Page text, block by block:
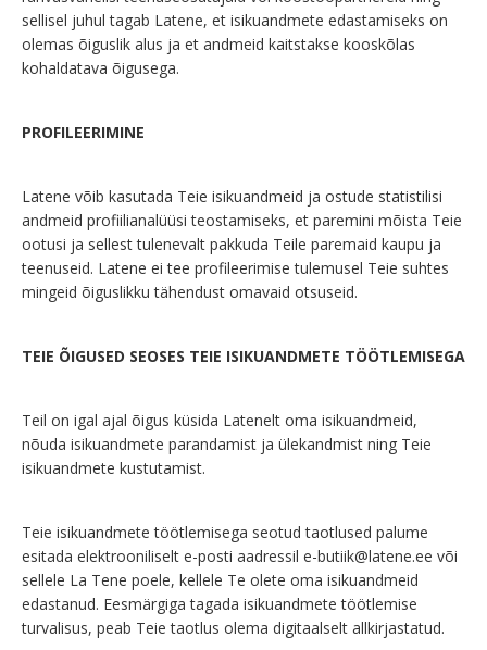
sellisel juhul tagab Latene, et isikuandmete edastamiseks on
olemas õiguslik alus ja et andmeid kaitstakse kooskõlas
kohaldatava õigusega.
PROFILEERIMINE
Latene võib kasutada Teie isikuandmeid ja ostude statistilisi
andmeid profiilianalüüsi teostamiseks, et paremini mõista Teie
ootusi ja sellest tulenevalt pakkuda Teile paremaid kaupu ja
teenuseid. Latene ei tee profileerimise tulemusel Teie suhtes
mingeid õiguslikku tähendust omavaid otsuseid.
TEIE ÕIGUSED SEOSES TEIE ISIKUANDMETE TÖÖTLEMISEGA
Teil on igal ajal õigus küsida Latenelt oma isikuandmeid,
nõuda isikuandmete parandamist ja ülekandmist ning Teie
isikuandmete kustutamist.
Teie isikuandmete töötlemisega seotud taotlused palume
esitada elektrooniliselt e-posti aadressil e-butiik@latene.ee või
sellele La Tene poele, kellele Te olete oma isikuandmeid
edastanud. Eesmärgiga tagada isikuandmete töötlemise
turvalisus, peab Teie taotlus olema digitaalselt allkirjastatud.